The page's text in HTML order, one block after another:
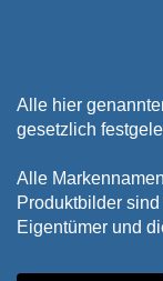
Alle hier
gesetzlich
Alle
Produktbilder
Eigentümer und